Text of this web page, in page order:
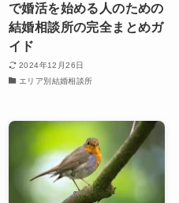
で婚活を始める人のための
結婚相談所の完全まとめガ
イド
2024年12月26日
エリア別結婚相談所